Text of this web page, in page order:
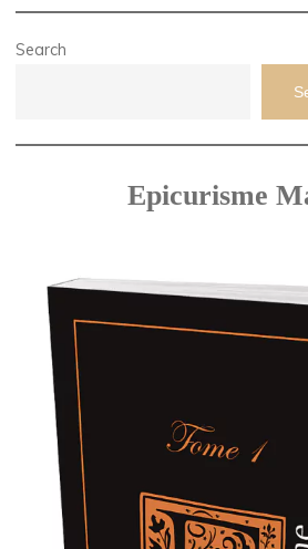
Search
Epicurisme